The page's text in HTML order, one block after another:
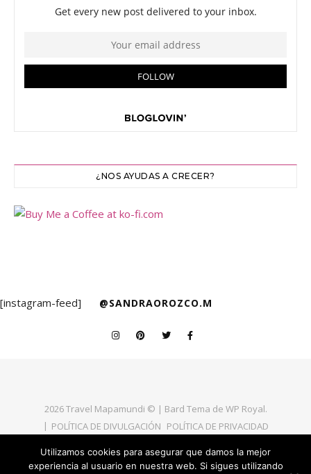
¿NOS AYUDAS A CRECER?
@SANDRAOROZCO.M
[instagram-feed]
2026 Travel Mapamundi © | Bard Tema de WP Royal.
POLÍTICA DE DIVULGACIÓN POLÍTICA DE PRIVACIDAD
Utilizamos cookies para asegurar que damos la mejor
experiencia al usuario en nuestra web. Si sigues utilizando